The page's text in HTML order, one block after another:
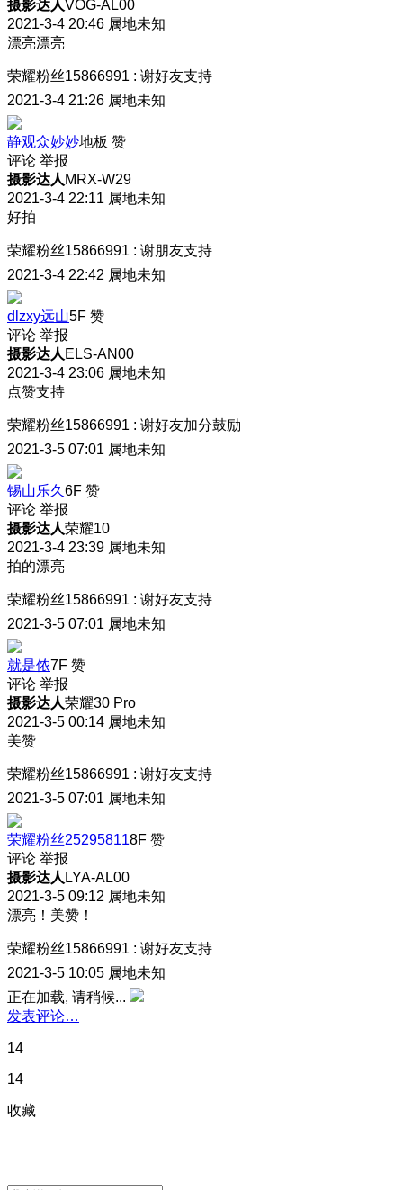
摄影达人VOG-AL00
2021-3-4 20:46 属地未知
漂亮漂亮
荣耀粉丝15866991 : 谢好友支持
2021-3-4 21:26 属地未知
静观众妙妙地板 赞
评论 举报
摄影达人 MRX-W29
2021-3-4 22:11 属地未知
好拍
荣耀粉丝15866991 : 谢朋友支持
2021-3-4 22:42 属地未知
dlzxy远山5F 赞
评论 举报
摄影达人 ELS-AN00
2021-3-4 23:06 属地未知
点赞支持
荣耀粉丝15866991 : 谢好友加分鼓励
2021-3-5 07:01 属地未知
锡山乐久 6F 赞
评论 举报
摄影达人荣耀10
2021-3-4 23:39 属地未知
拍的漂亮
荣耀粉丝15866991 : 谢好友支持
2021-3-5 07:01 属地未知
就是侬7F 赞
评论 举报
摄影达人荣耀30 Pro
2021-3-5 00:14 属地未知
美赞
荣耀粉丝15866991 : 谢好友支持
2021-3-5 07:01 属地未知
荣耀粉丝252958118F 赞
评论 举报
摄影达人 LYA-AL00
2021-3-5 09:12 属地未知
漂亮！美赞！
荣耀粉丝15866991 : 谢好友支持
2021-3-5 10:05 属地未知
正在加载, 请稍候...
发表评论…
14
14
收藏